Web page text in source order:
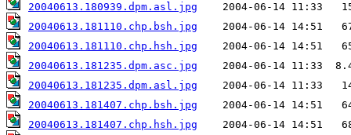
20040613.180939.dpm.asl.jpg
20040613.181110.chp.bsh.jpg
20040613.181110.chp.hsh.jpg
20040613.181235.dpm.asc.jpg
20040613.181235.dpm.asl.jpg
20040613.181407.chp.bsh.jpg
20040613.181407.chp.hsh.jpg